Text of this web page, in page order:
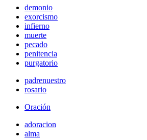
demonio
exorcismo
infierno
muerte
pecado
penitencia
purgatorio
padrenuestro
rosario
Oración
adoracion
alma